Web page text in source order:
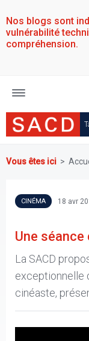
au
contenu
principal
Nos blogs sont
vulnérabilité
compréhension.
Vous êtes ici
CINÉMA 18 avr
Une séance
La SACD
exceptionnelle
cinéaste,